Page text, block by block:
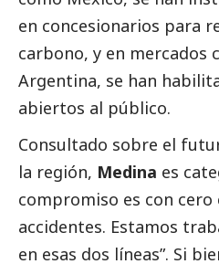
en concesionarios para
carbono, y en mercados
Argentina, se han
abiertos al público.
Consultado sobre el
la región, Medina es
compromiso es con cero
accidentes. Estamos
en esas dos líneas”. Si